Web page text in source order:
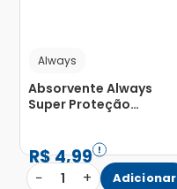
Always
Absorvente Always
Super Proteção
R$4,99
− 1 + Adicionar